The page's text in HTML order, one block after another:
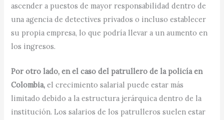
ascender a puestos de mayor responsabilidad dentro de
una agencia de detectives privados o incluso establecer
su propia empresa, lo que podría llevar a un aumento en
los ingresos.
Por otro lado, en el caso del patrullero de la policía en
Colombia, el crecimiento salarial puede estar más
limitado debido a la estructura jerárquica dentro de la
institución. Los salarios de los patrulleros suelen estar